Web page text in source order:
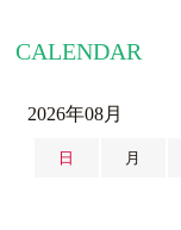
CALENDAR
2026年08月
日 月